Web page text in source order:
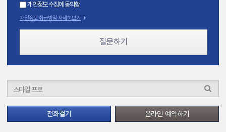
개인정보 수집에 동의함
개인정보 취급방침 자세히보기
질문하기
전화걸기 온라인 예약하기